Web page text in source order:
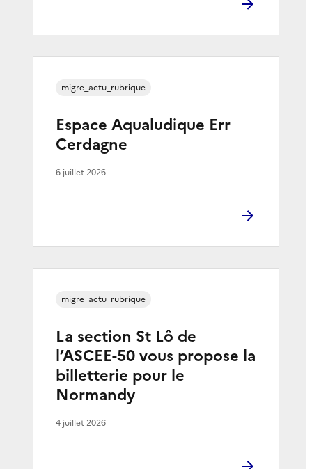
Espace Aqualudique Err
Cerdagne
migre_actu_rubrique
6 juillet 2026
La section St Lô de
l’ASCEE-50 vous propose la
billetterie pour le
Normandy
migre_actu_rubrique
4 juillet 2026